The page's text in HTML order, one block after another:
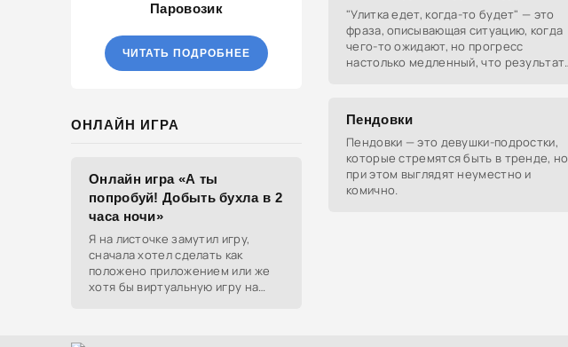
Паровозик
ЧИТАТЬ ПОДРОБНЕЕ
ОНЛАЙН ИГРА
Онлайн игра «А ты
попробуй! Добыть бухла в 2
часа ночи»
Я на листочке замутил игру,
сначала хотел сделать как
положено приложением или же
хотя бы виртуальную игру на
"Улитка едет, когда-то будет" — это
фраза, описывающая ситуацию, когда
чего-то ожидают, но прогресс
настолько медленный, что результат
Пендовки
Пендовки — это девушки-подростки,
которые стремятся быть в тренде, но
при этом выглядят неуместно и
комично.